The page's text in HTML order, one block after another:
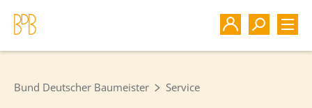
Bund Deutscher Baumeister Service